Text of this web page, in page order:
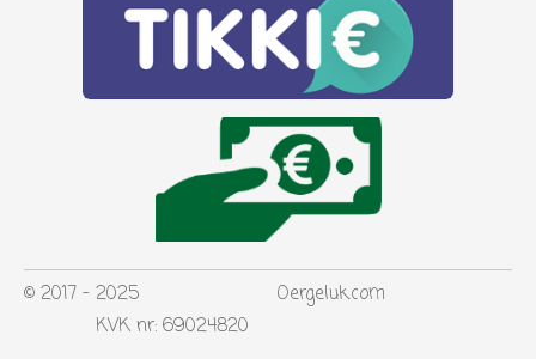
© 2017 - 2025 Oergeluk.com
KVK nr: 69024820